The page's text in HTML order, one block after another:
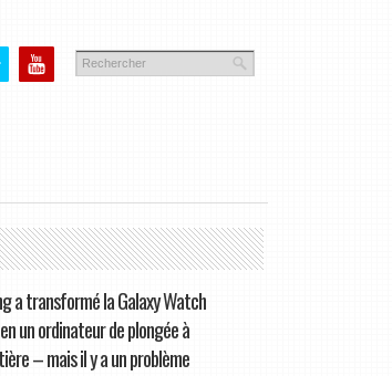
a transformé la Galaxy Watch
un ordinateur de plongée à
– mais il y a un problème